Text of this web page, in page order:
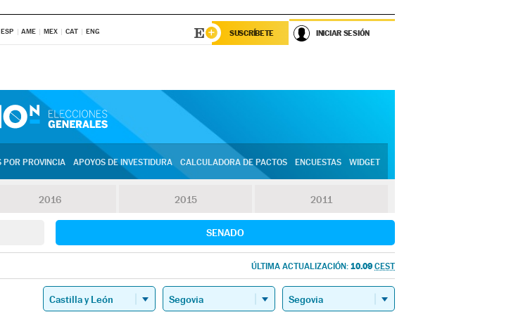
ESP AME MEX CAT ENG SUSCRÍBETE INICIAR SESIÓN
POR PROVINCIA APOYOS DE INVESTIDURA CALCULADORA DE PACTOS ENCUESTAS WIDGET
2016 2015 2011
SENADO
ÚLTIMA ACTUALIZACIÓN: 10.09 CEST